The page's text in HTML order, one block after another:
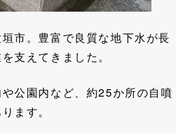
市。豊富で良質な地下水が長
支えてきました。
公園内など、約25か所の自噴
ます。